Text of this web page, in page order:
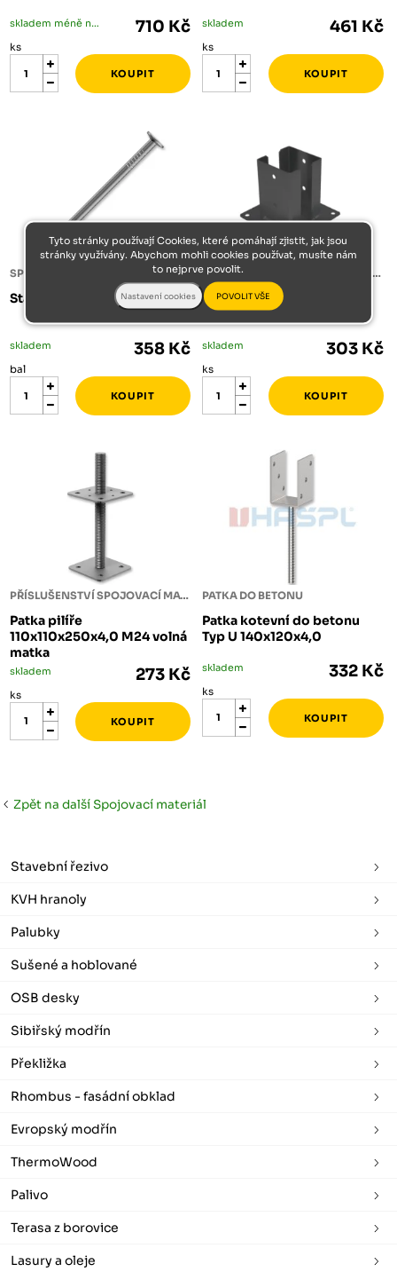
skladem méně než 5 ks 710 Kč
ks
skladem 461 Kč
ks
SPOJOVACÍ MATERIÁL
Stav.hřeb. 4,0x100mm 5kg
skladem 358 Kč
bal
PŘÍSLUŠENSTVÍ SPOJOVACÍ MATERIÁL
PSPD 100 Patka sloupku C
101x150x2,5 černá
skladem 303 Kč
ks
PŘÍSLUŠENSTVÍ SPOJOVACÍ MATERIÁL
Patka pilíře
110x110x250x4,0 M24 volná
matka
skladem 273 Kč
ks
PATKA DO BETONU
Patka kotevní do betonu
Typ U 140x120x4,0
skladem 332 Kč
ks
Zpět na další Spojovací materiál
Stavební řezivo
KVH hranoly
Palubky
Sušené a hoblované
OSB desky
Sibiřský modřín
Překližka
Rhombus - fasádní obklad
Evropský modřín
ThermoWood
Palivo
Terasa z borovice
Lasury a oleje
Tyto stránky používají Cookies, které pomáhají zjistit, jak jsou
stránky využívány. Abychom mohli cookies používat, musíte nám
to nejprve povolit.